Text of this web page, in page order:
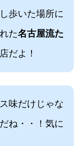
歩いた場所に
た名古屋流た
だよ！
味だけじゃな
ね・・！気に